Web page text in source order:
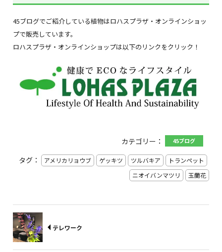
45ブログでご紹介している植物はロハスプラザ・オンラインショッ
プで販売しています。
ロハスプラザ・オンラインショップは以下のリンクをクリック！
カテゴリー： 45ブログ
タグ： アメリカリョウブ ゲッキツ ツルバキア
トランペット
ニオイバンマツリ
玉蘭花
テレワーク